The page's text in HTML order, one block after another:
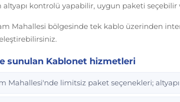
altyapı kontrolü yapabilir, uygun paketi
Mahallesi bölgesinde tek kablo üzerinden
sunulan Kablonet hizmetleri
Mahallesi'nde limitsiz paket seçenekleri;